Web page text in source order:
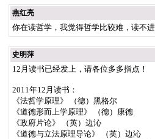
燕红亮
你在读哲学，我觉得哲学比较难，读不
史明萍
12月读书已经发上，请各位多多指点！
2011年12月读书：
《法哲学原理》 （德）黑格尔
《道德形而上学原理》 （德）康德
《政府片论》 （英）边沁
《道德与立法原理导论》 （英）边沁